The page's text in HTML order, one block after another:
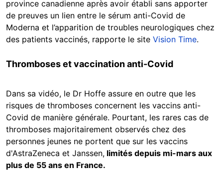
province canadienne après avoir établi sans apporter
de preuves un lien entre le sérum anti-Covid de
Moderna et l’apparition de troubles neurologiques chez
des patients vaccinés, rapporte le site Vision Time.
Thromboses et vaccination anti-Covid
Dans sa vidéo, le Dr Hoffe assure en outre que les
risques de thromboses concernent les vaccins anti-
Covid de manière générale. Pourtant, les rares cas de
thromboses majoritairement observés chez des
personnes jeunes ne portent que sur les vaccins
d'AstraZeneca et Janssen, limités depuis mi-mars aux
plus de 55 ans en France.